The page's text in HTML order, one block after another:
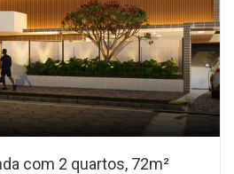
com 2 quartos, 72m²